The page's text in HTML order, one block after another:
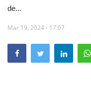
de...
Mar 19, 2024 - 17:07